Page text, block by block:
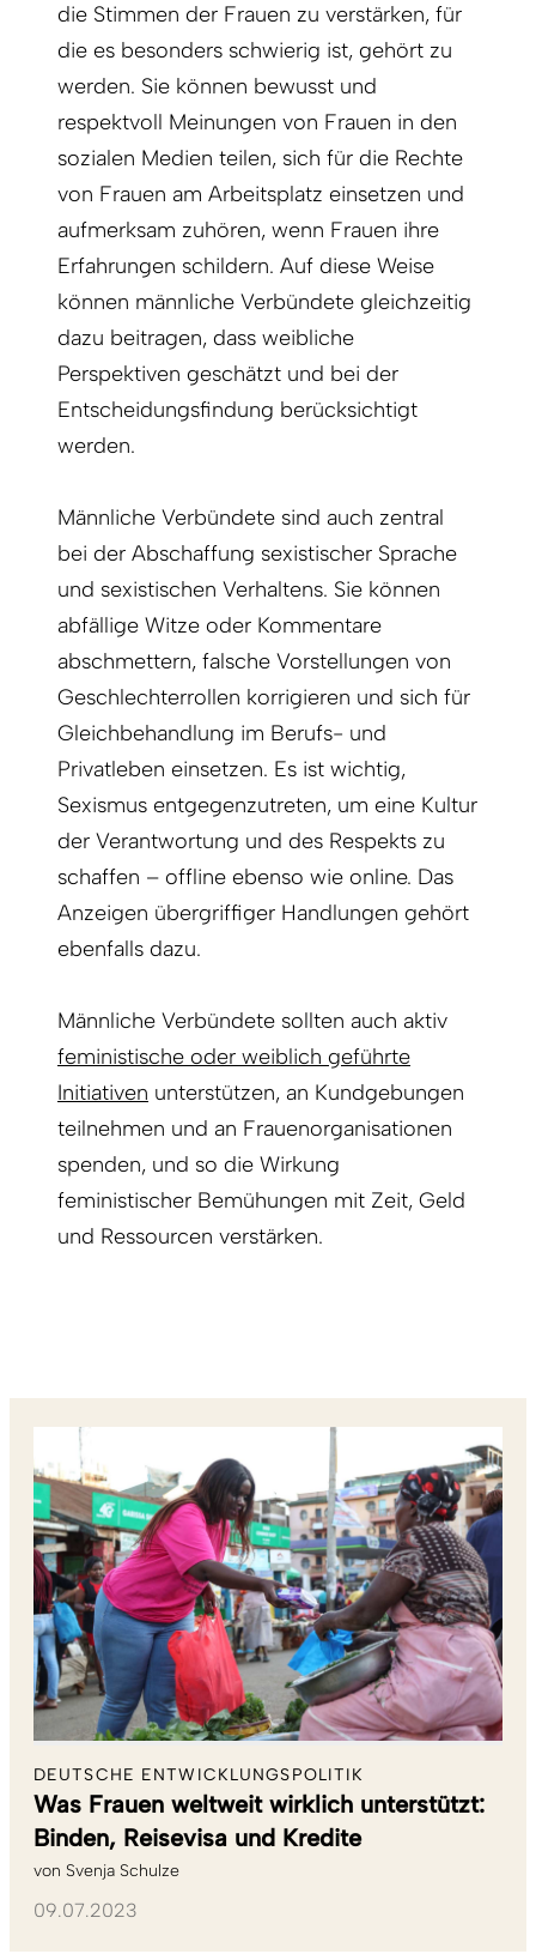
die Stimmen der Frauen zu verstärken, für
die es besonders schwierig ist, gehört zu
werden. Sie können bewusst und
respektvoll Meinungen von Frauen in den
sozialen Medien teilen, sich für die Rechte
von Frauen am Arbeitsplatz einsetzen und
aufmerksam zuhören, wenn Frauen ihre
Erfahrungen schildern. Auf diese Weise
können männliche Verbündete gleichzeitig
dazu beitragen, dass weibliche
Perspektiven geschätzt und bei der
Entscheidungsfindung berücksichtigt
werden.
Männliche Verbündete sind auch zentral
bei der Abschaffung sexistischer Sprache
und sexistischen Verhaltens. Sie können
abfällige Witze oder Kommentare
abschmettern, falsche Vorstellungen von
Geschlechterrollen korrigieren und sich für
Gleichbehandlung im Berufs- und
Privatleben einsetzen. Es ist wichtig,
Sexismus entgegenzutreten, um eine Kultur
der Verantwortung und des Respekts zu
schaffen – offline ebenso wie online. Das
Anzeigen übergriffiger Handlungen gehört
ebenfalls dazu.
Männliche Verbündete sollten auch aktiv
feministische oder weiblich geführte
Initiativen unterstützen, an Kundgebungen
teilnehmen und an Frauenorganisationen
spenden, und so die Wirkung
feministischer Bemühungen mit Zeit, Geld
und Ressourcen verstärken.
DEUTSCHE ENTWICKLUNGSPOLITIK
Was Frauen weltweit wirklich unterstützt:
Binden, Reisevisa und Kredite
von Svenja Schulze
09.07.2023